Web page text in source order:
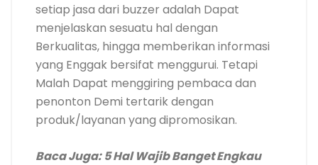
setiap jasa dari buzzer adalah Dapat
menjelaskan sesuatu hal dengan
Berkualitas, hingga memberikan informasi
yang Enggak bersifat menggurui. Tetapi
Malah Dapat menggiring pembaca dan
penonton Demi tertarik dengan
produk/layanan yang dipromosikan.
Baca Juga:5 Hal Wajib Banget Engkau